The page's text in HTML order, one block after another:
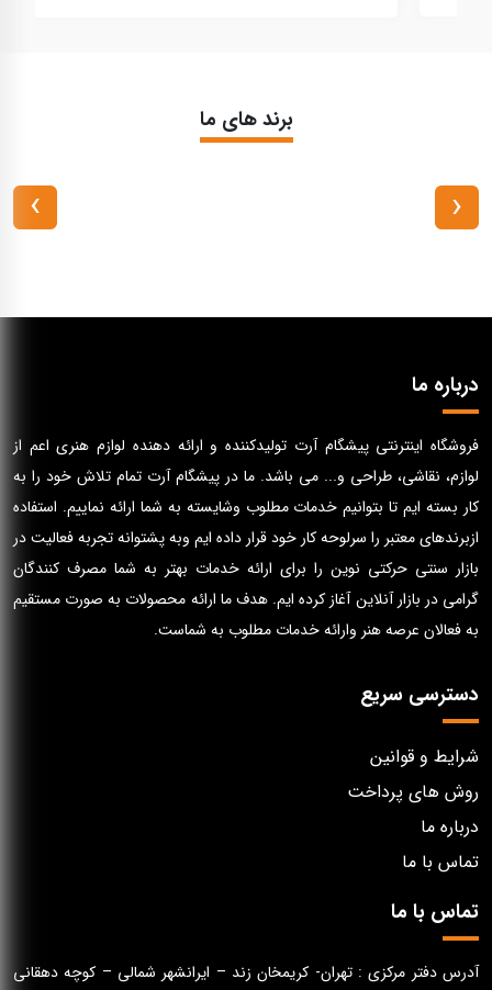
برند های ما
‹
›
درباره ما
فروشگاه اینترنتی پیشگام آرت تولیدکننده و ارائه دهنده لوازم هنری اعم از
لوازم، نقاشی، طراحی و... می باشد. ما در پیشگام آرت تمام تلاش خود را به
کار بسته ایم تا بتوانیم خدمات مطلوب وشایسته به شما ارائه نماییم. استفاده
ازبرندهای معتبر را سرلوحه کار خود قرار داده ایم وبه پشتوانه تجربه فعالیت در
بازار سنتی حرکتی نوین را برای ارائه خدمات بهتر به شما مصرف کنندگان
گرامی در بازار آنلاین آغاز کرده ایم. هدف ما ارائه محصولات به صورت مستقیم
به فعالان عرصه هنر وارائه خدمات مطلوب به شماست.
دسترسی سریع
شرایط و قوانین
روش های پرداخت
درباره ما
تماس با ما
تماس با ما
آدرس دفتر مرکزی : تهران- کریمخان زند – ایرانشهر شمالی – کوچه دهقانی